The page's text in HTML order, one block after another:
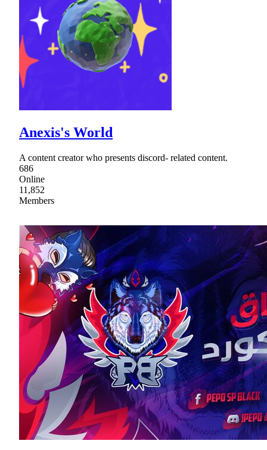
Anexis's World
A content creator who presents discord- related content.
686
Online
11,852
Members